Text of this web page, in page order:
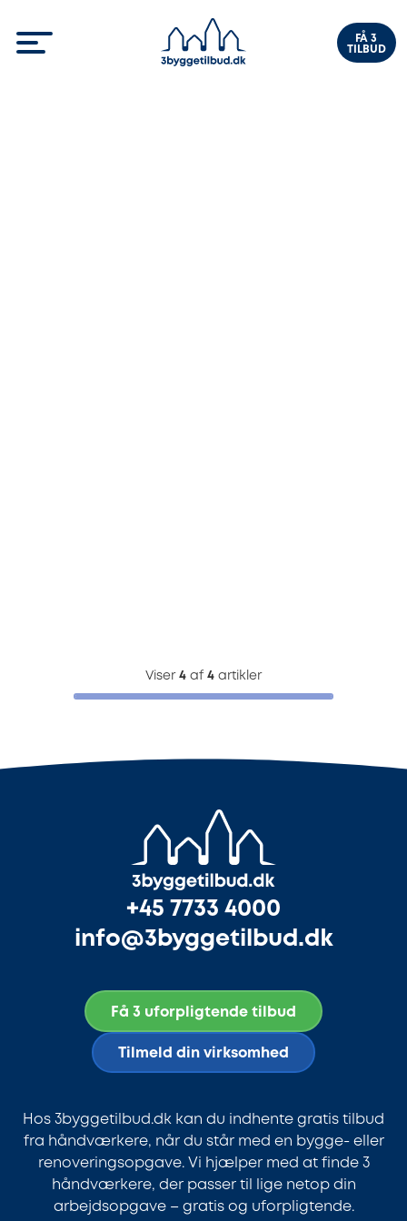
FÅ 3
TILBUD
Viser 4 af 4 artikler
+45 7733 4000
info@3byggetilbud.dk
Få 3 uforpligtende tilbud
Tilmeld din virksomhed
Hos 3byggetilbud.dk kan du indhente gratis tilbud
fra håndværkere, når du står med en bygge- eller
renoveringsopgave. Vi hjælper med at finde 3
håndværkere, der passer til lige netop din
arbejdsopgave – gratis og uforpligtende.